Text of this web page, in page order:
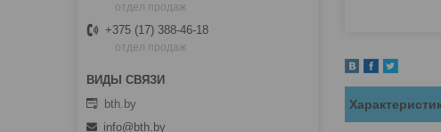
отдел продаж
+375 (17) 388-46-18
отдел продаж
bth.by
info@bth.by